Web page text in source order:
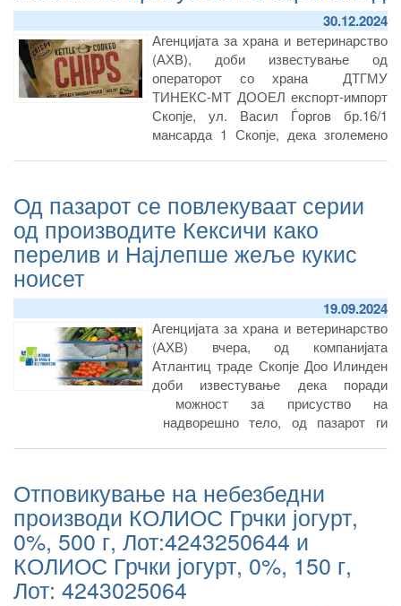
30.12.2024
Агенцијата за храна и ветеринарство
(АХВ), доби известување од
операторот со храна ДТГМУ
ТИНЕКС-МТ ДООЕЛ експорт-импорт
Скопје, ул. Васил Ѓоргов бр.16/1
мансарда 1 Скопје, дека зголемено
балсамико и домат 150 гр.
Од пазарот се повлекуваат серии
од производите Кексичи како
перелив и Најлепше жеље кукис
ноисет
19.09.2024
Агенцијата за храна и ветеринарство
(АХВ) вчера, од компанијата
Атлантиц траде Скопје Доо Илинден
доби известување дека поради
можност за присуство на
надворешно тело, од пазарот ги
гр. серија 1507482842 со рок на
траење 11.05.2025
– 281061 Најлепше жеље кукис 145
гр. ноисет, серија 1507483391 со рок
на траење 11.05.2025.
Отповикување на небезбедни
производи КОЛИОС Грчки јогурт,
0%, 500 г, Лот:4243250644 и
КОЛИОС Грчки јогурт, 0%, 150 г,
Лот: 4243025064